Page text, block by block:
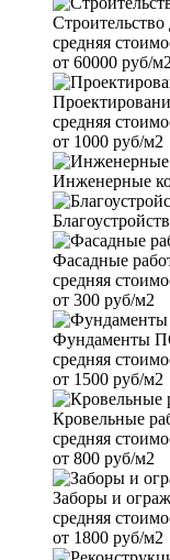
Строительство
средняя
от 60000 руб/м2
средняя
от 1000 руб/м2
Инженерные
Фасадные
средняя
от 300 руб/м2
Фундаменты
средняя
от 1500 руб/м2
Кровельные
средняя
от 800 руб/м2
Заборы и
средняя
от 1800 руб/м2